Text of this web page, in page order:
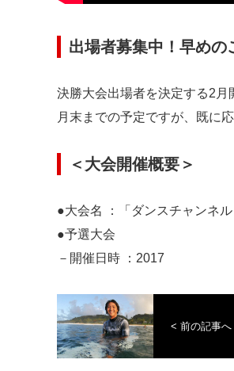
出場者募集中！早めの
決勝大会出場者を決定する2
月末までの予定ですが、既に
＜大会開催概要＞
●大会名 ：「ダンスチャンネ
●予選大会
－開催日時 ：2017
< 前の記事へ